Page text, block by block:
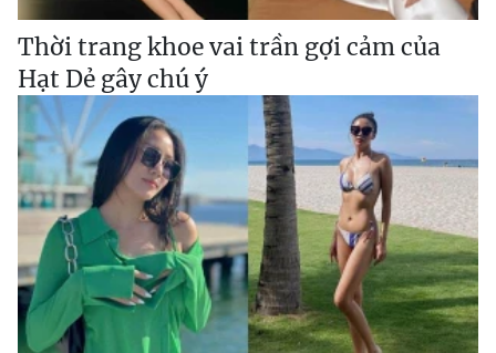
Thời trang khoe vai trần gợi cảm của
Hạt Dẻ gây chú ý